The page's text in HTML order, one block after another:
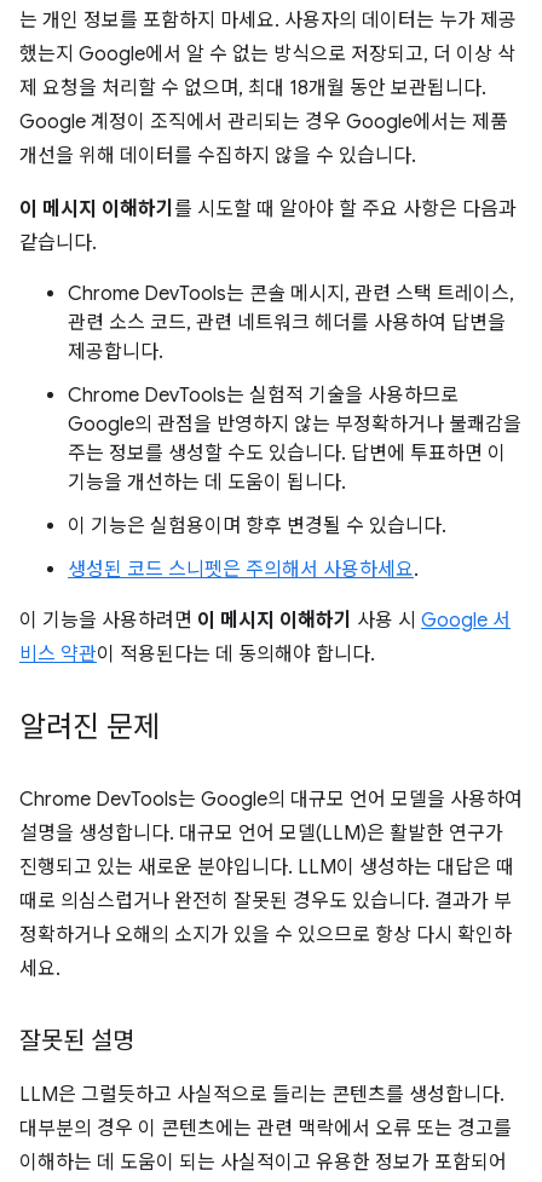
는 개인 정보를 포함하지 마세요. 사용자의 데이터는 누가 제공
했는지 Google에서 알 수 없는 방식으로 저장되고, 더 이상 삭
제 요청을 처리할 수 없으며, 최대 18개월 동안 보관됩니다.
Google 계정이 조직에서 관리되는 경우 Google에서는 제품
개선을 위해 데이터를 수집하지 않을 수 있습니다.
이 메시지 이해하기 를 시도할 때 알아야 할 주요 사항은 다음과
같습니다.
Chrome DevTools는 콘솔 메시지, 관련 스택 트레이스,
관련 소스 코드, 관련 네트워크 헤더를 사용하여 답변을
제공합니다.
Chrome DevTools는 실험적 기술을 사용하므로
Google의 관점을 반영하지 않는 부정확하거나 불쾌감을
주는 정보를 생성할 수도 있습니다. 답변에 투표하면 이
기능을 개선하는 데 도움이 됩니다.
이 기능은 실험용이며 향후 변경될 수 있습니다.
생성된 코드 스니펫은 주의해서 사용하세요.
이 기능을 사용하려면 이 메시지 이해하기 사용 시 Google 서
비스 약관이 적용된다는 데 동의해야 합니다.
알려진 문제
Chrome DevTools는 Google의 대규모 언어 모델을 사용하여
설명을 생성합니다. 대규모 언어 모델(LLM)은 활발한 연구가
진행되고 있는 새로운 분야입니다. LLM이 생성하는 대답은 때
때로 의심스럽거나 완전히 잘못된 경우도 있습니다. 결과가 부
정확하거나 오해의 소지가 있을 수 있으므로 항상 다시 확인하
세요.
잘못된 설명
LLM은 그럴듯하고 사실적으로 들리는 콘텐츠를 생성합니다.
대부분의 경우 이 콘텐츠에는 관련 맥락에서 오류 또는 경고를
이해하는 데 도움이 되는 사실적이고 유용한 정보가 포함되어